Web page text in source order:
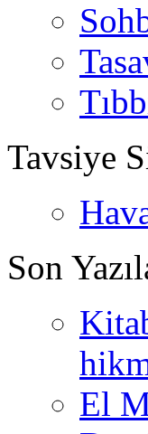
Tavsiye
Son
El